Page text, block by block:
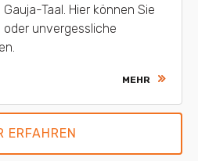
Taal. Hier können Sie
unvergessliche
MEHR
ERFAHREN